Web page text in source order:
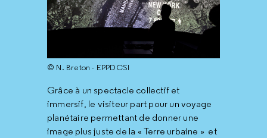
© N. Breton - EPPDCSI
Grâce à un spectacle collectif et
immersif, le visiteur part pour un voyage
planétaire permettant de donner une
image plus juste de la « Terre urbaine » et